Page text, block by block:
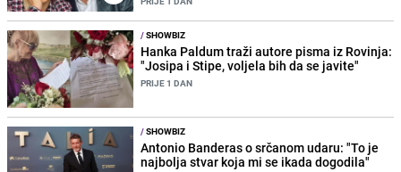
/SHOWBIZ
Hanka Paldum traži autore pisma iz Rovinja:
"Josipa i Stipe, voljela bih da se javite"
PRIJE 1 DAN
/SHOWBIZ
Antonio Banderas o srčanom udaru: "To je
najbolja stvar koja mi se ikada dogodila"